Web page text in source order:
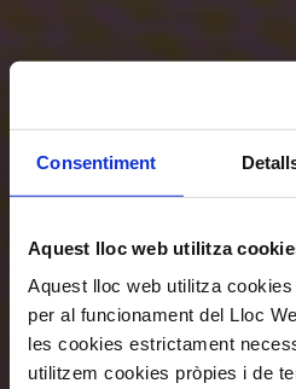
Consentiment
Aquest lloc web utilitza
Aquest lloc web utilitza
per al funcionament del Lloc
les cookies estrictament
utilitzem cookies pròpies i de